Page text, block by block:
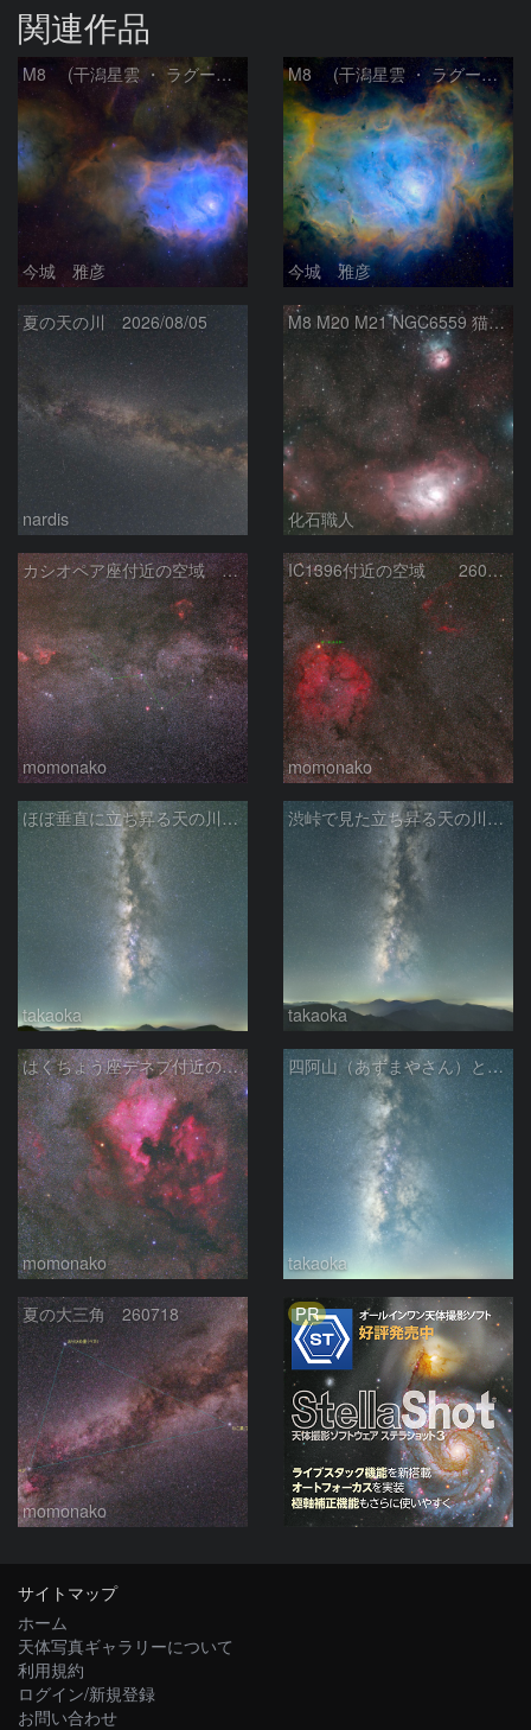
関連作品
M8 (干潟星雲 ・ ラグーン（Lagoon）星雲)
今城 雅彦
M8 (干潟星雲 ・ ラグーン（Lagoon）星雲)
今城 雅彦
夏の天の川 2026/08/05
nardis
M8 M20 M21 NGC6559 猫の手星雲 いて座
化石職人
カシオペア座付近の空域 260720
momonako
IC1396付近の空域 260720
momonako
ほぼ垂直に立ち昇る天の川銀河
takaoka
渋峠で見た立ち昇る天の川銀河
takaoka
はくちょう座デネブ付近の空域 260720
momonako
四阿山（あずまやさん）と立ち昇る夏の銀河
takaoka
夏の大三角 260718
momonako
PR
サイトマップ
ホーム
天体写真ギャラリーについて
利用規約
ログイン/新規登録
お問い合わせ